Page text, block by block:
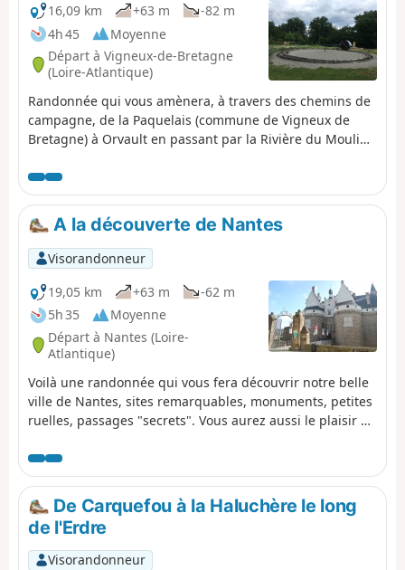
16,09 km
+63 m
-82 m
4h 45
Moyenne
Départ à Vigneux-de-Bretagne
(Loire-Atlantique)
Randonnée qui vous amènera, à travers des chemins de
campagne, de la Paquelais (commune de Vigneux de
Bretagne) à Orvault en passant par la Rivière du Moulin,
pour finir.
A la découverte de Nantes
Visorandonneur
19,05 km
+63 m
-62 m
5h 35
Moyenne
Départ à Nantes (Loire-
Atlantique)
Voilà une randonnée qui vous fera découvrir notre belle
ville de Nantes, sites remarquables, monuments, petites
ruelles, passages "secrets". Vous aurez aussi le plaisir de
Loire pour aller voir un superbe village coloré.
De Carquefou à la Haluchère le long
de l'Erdre
Visorandonneur